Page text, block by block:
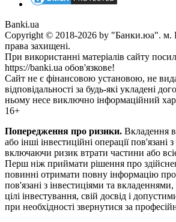
Banki.ua
Copyright © 2018-2026 by "Банки.юа". м.
права захищені.
При використанні матеріалів сайту
https://banki.ua обов'язкове!
Сайт не є фінансовою установою, не
відповідальності за будь-які укладені
ньому несе виключно інформаційний
16+
Попередження про ризики. Вкладення в
або інші інвестиційні операції пов'язані
включаючи ризик втрати частини або
Перш ніж приймати рішення про
повинні отримати повну інформацію
пов'язані з інвестиціями та
цілі інвестування, свій досвід і
при необхідності звернутися за